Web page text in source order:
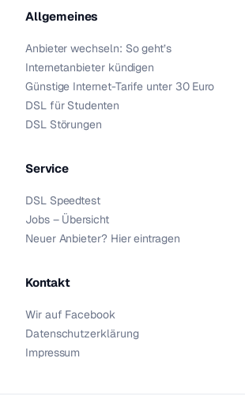
Allgemeines
Anbieter wechseln: So geht’s
Internetanbieter kündigen
Günstige Internet-Tarife unter 30 Euro
DSL für Studenten
DSL Störungen
Service
DSL Speedtest
Jobs – Übersicht
Neuer Anbieter? Hier eintragen
Kontakt
Wir auf Facebook
Datenschutzerklärung
Impressum